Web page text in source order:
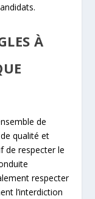
À
de
qualité et
de respecter le
respecter
l’interdiction